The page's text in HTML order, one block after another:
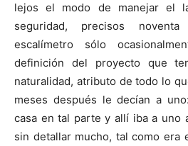
lejos el modo de manejar el
seguridad, precisos
escalímetro sólo
definición del proyecto que
naturalidad, atributo de todo lo
meses después le decían a
casa en tal parte y allí iba a uno
sin detallar mucho, tal como era